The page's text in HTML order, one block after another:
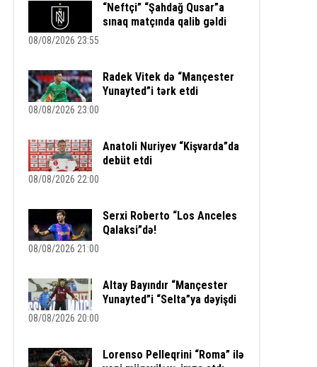
“Neftçi” “Şahdağ Qusar”a
sınaq matçında qalib gəldi
08/08/2026 23:55
Radek Vitek də “Mançester
Yunayted”i tərk etdi
08/08/2026 23:00
Anatoli Nuriyev “Kişvarda”da
debüt etdi
08/08/2026 22:00
Serxi Roberto “Los Anceles
Qalaksi”də!
08/08/2026 21:00
Altay Bayındır “Mançester
Yunayted”i “Selta”ya dəyişdi
08/08/2026 20:00
Lorenso Pelleqrini “Roma” ilə